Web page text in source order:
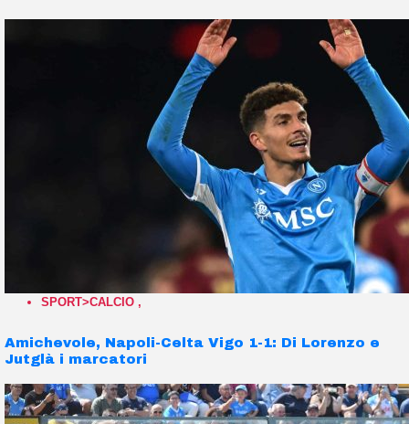
SPORT>CALCIO ,
Amichevole, Napoli-Celta Vigo 1-1: Di Lorenzo e
Jutglà i marcatori